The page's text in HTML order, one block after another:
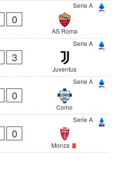
Serie A
0
AS Roma
Serie A
3
Juventus
Serie A
0
Como
Serie A
0
Monza